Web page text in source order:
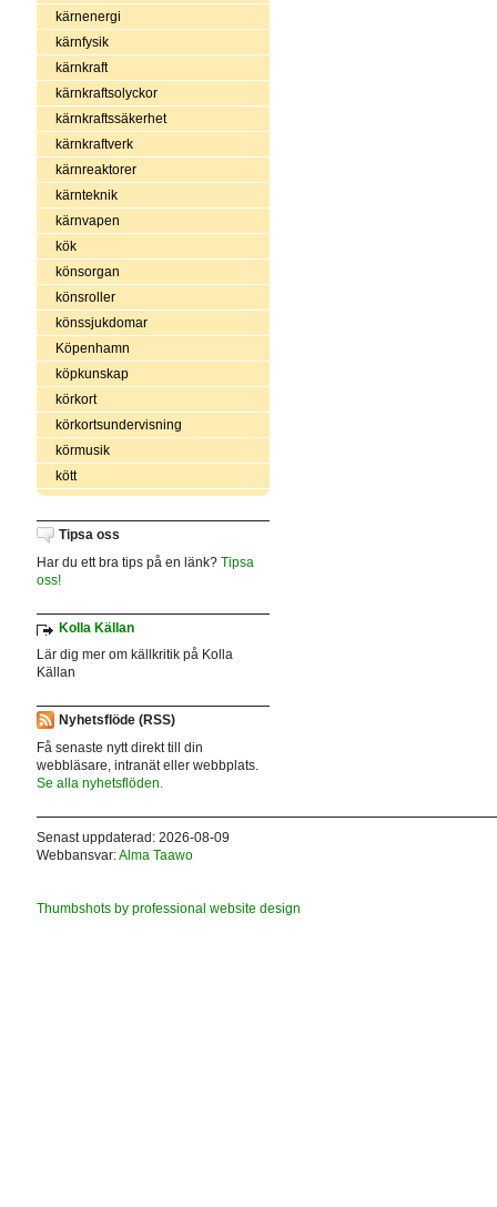
kärnenergi
kärnfysik
kärnkraft
kärnkraftsolyckor
kärnkraftssäkerhet
kärnkraftverk
kärnreaktorer
kärnteknik
kärnvapen
kök
könsorgan
könsroller
könssjukdomar
Köpenhamn
köpkunskap
körkort
körkortsundervisning
körmusik
kött
Tipsa oss
Har du ett bra tips på en länk? Tipsa
oss!
Kolla Källan
Lär dig mer om källkritik på Kolla
Källan
Nyhetsflöde (RSS)
Få senaste nytt direkt till din
webbläsare, intranät eller webbplats.
Se alla nyhetsflöden.
Senast uppdaterad: 2026-08-09
Webbansvar:Alma Taawo
Thumbshots by professional website design